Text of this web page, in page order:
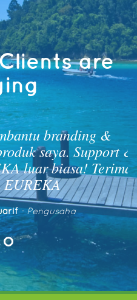
are
branding &
saya. Support &
luar biasa! Terima
- Pengusaha